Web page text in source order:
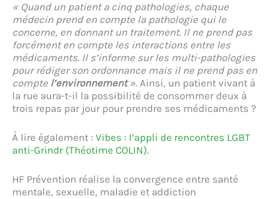
« Quand un patient a cinq pathologies, chaque
médecin prend en compte la pathologie qui le
concerne, en donnant un traitement. Il ne prend pas
forcément en compte les interactions entre les
médicaments. Il s’informe sur les multi-pathologies
pour rédiger son ordonnance mais il ne prend pas en
compte l’environnement». Ainsi, un patient vivant à
la rue aura-t-il la possibilité de consommer deux à
trois repas par jour pour prendre ses médicaments ?
À lire également : Vibes : l’appli de rencontres LGBT
anti-Grindr (Théotime COLIN).
HF Prévention réalise la convergence entre santé
mentale, sexuelle, maladie et addiction